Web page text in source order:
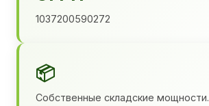
1037200590272
📦
Собственные складские мощности.